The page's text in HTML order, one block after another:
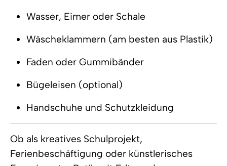
Wasser, Eimer oder Schale
Wäscheklammern (am besten aus Plastik)
Faden oder Gummibänder
Bügeleisen (optional)
Handschuhe und Schutzkleidung
Ob als kreatives Schulprojekt,
Ferienbeschäftigung oder künstlerisches